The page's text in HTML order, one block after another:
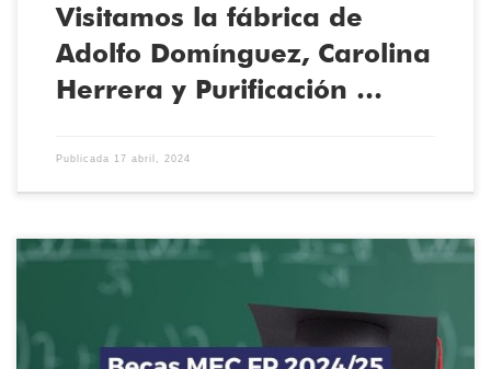
Visitamos la fábrica de
Adolfo Domínguez, Carolina
Herrera y Purificación …
Publicada 17 abril, 2024
La convocatoria para pedir las Becas Mec de estudios
postobligatorios y superiores no universitarios, entre los que se